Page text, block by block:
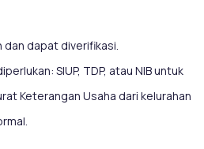
dan dapat diverifikasi.
SIUP, TDP, atau NIB untuk
Keterangan Usaha dari kelurahan